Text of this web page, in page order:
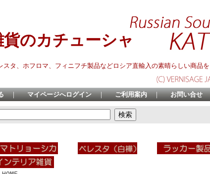
貨のカチューシャ
スタ、ホフロマ、フィニフチ製品などロシア直輸入の素晴らしい商品
｜ マイページへログイン ｜ ご利用案内 ｜ お問い合せ